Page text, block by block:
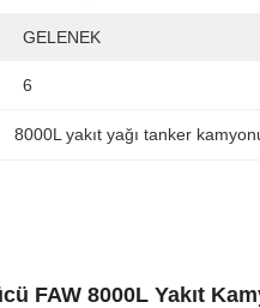
GELENEK
6
8000L yakıt yağı tanker
FAW 8000L Yakıt